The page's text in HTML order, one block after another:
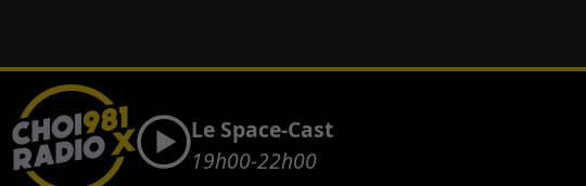
Le Space-Cast
19h00-22h00